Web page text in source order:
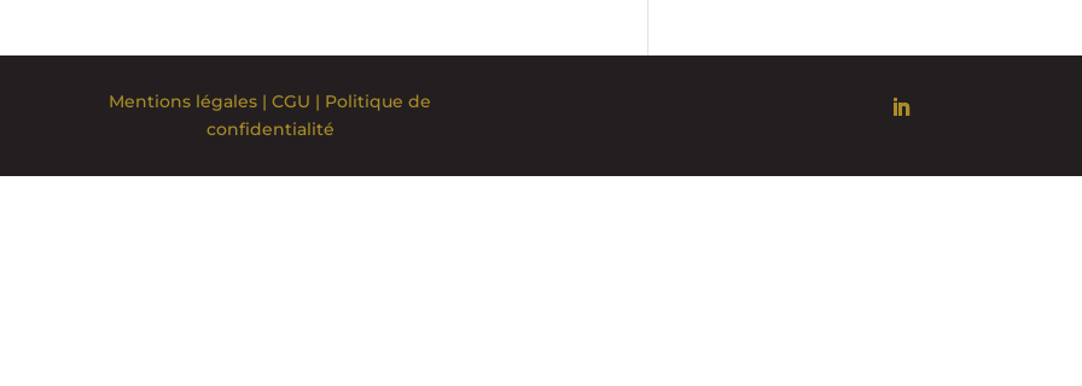
Mentions légales |CGU | Politique de
confidentialité